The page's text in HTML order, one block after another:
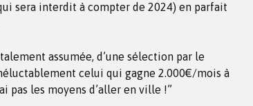
sera interdit à compter de 2024) en parfait
assumée, d’une sélection par le
celui qui gagne 2.000€/mois à
pas les moyens d’aller en ville !”